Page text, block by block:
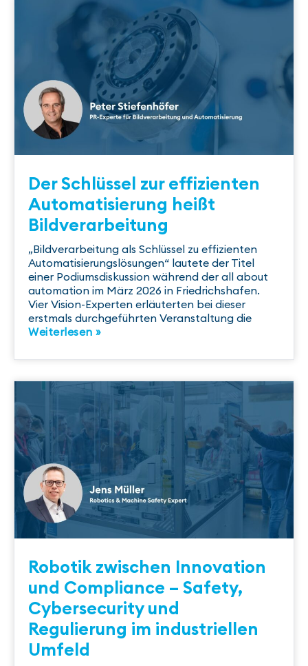
Der Schlüssel zur effizienten
Automatisierung heißt
Bildverarbeitung
„Bildverarbeitung als Schlüssel zu effizienten
Automatisierungslösungen“ lautete der Titel
einer Podiumsdiskussion während der all about
automation im März 2026 in Friedrichshafen.
Vier Vision-Experten erläuterten bei dieser
erstmals durchgeführten Veranstaltung die
Weiterlesen »
Robotik zwischen Innovation
und Compliance – Safety,
Cybersecurity und
Regulierung im industriellen
Umfeld